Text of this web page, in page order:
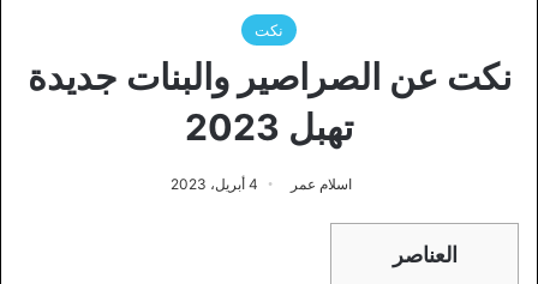
نكت
نكت عن الصراصير والبنات جديدة
تهبل 2023
اسلام عمر 4 أبريل، 2023
العناصر